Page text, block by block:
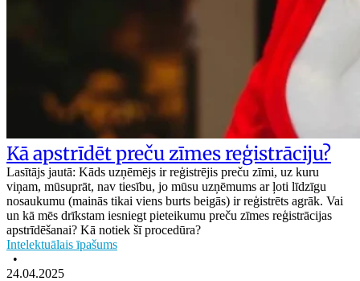
Kā apstrīdēt preču zīmes reģistrāciju?
Lasītājs jautā: Kāds uzņēmējs ir reģistrējis preču zīmi, uz kuru
viņam, mūsuprāt, nav tiesību, jo mūsu uzņēmums ar ļoti līdzīgu
nosaukumu (mainās tikai viens burts beigās) ir reģistrēts agrāk. Vai
un kā mēs drīkstam iesniegt pieteikumu preču zīmes reģistrācijas
apstrīdēšanai? Kā notiek šī procedūra?
Intelektuālais īpašums
•
24.04.2025